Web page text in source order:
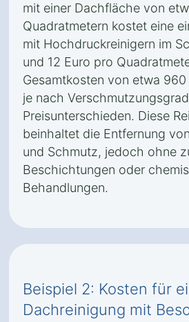
mit einer Dachfläche von
Quadratmetern kostet eine
mit Hochdruckreinigern im
und 12 Euro pro
Gesamtkosten von etwa 960
je nach
Preisunterschieden. Diese
beinhaltet die Entfernung
und Schmutz, jedoch ohne
Beschichtungen oder
Behandlungen.
Beispiel 2: Kosten für
Dachreinigung mit